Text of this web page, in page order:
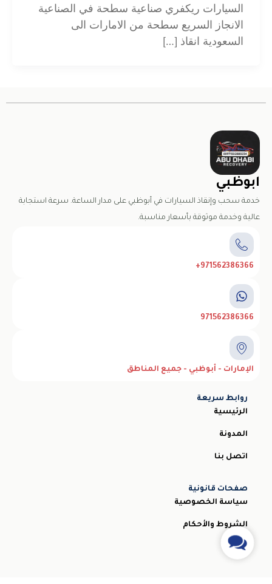
السيارات ريكفري صناعية سطحة في الصناعية
الانجاز السريع سطحة من الامارات الى
السعودية انقاذ […]
ابوظبي
خدمة سحب وإنقاذ السيارات في أبوظبي على مدار الساعة. سرعة استجابة
عالية وخدمة موثوقة بأسعار مناسبة.
971562386366+
971562386366
الإمارات - أبوظبي - جميع المناطق
روابط سريعة
الرئيسية
المدونة
اتصل بنا
صفحات قانونية
سياسة الخصوصية
الشروط والأحكام
Contact
Us